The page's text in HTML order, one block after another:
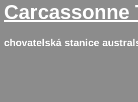
Carcassonne
chovatelská stanice